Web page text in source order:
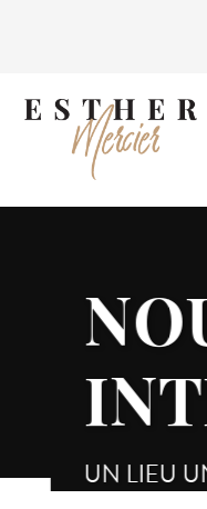
UN LIEU